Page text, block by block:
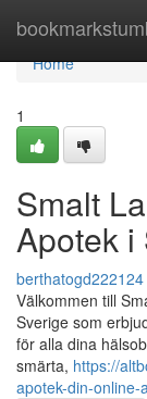
Home
Home
1
Smalt
Apotek i
berthatogd222124
Välkommen till
Sverige som
för alla dina
smärta, https://
apotek-din-online-